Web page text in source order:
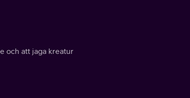
och att jaga kreatur